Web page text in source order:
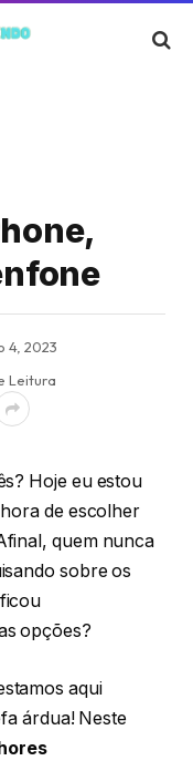
4, 2023
Leitura
Hoje eu estou
de escolher
quem nunca
sobre os
opções?
aqui
árdua! Neste